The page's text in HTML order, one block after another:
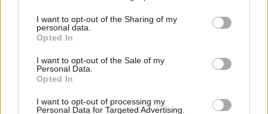
I want to opt-out of the Sharing of my
personal data.
Opted In
I want to opt-out of the Sale of my
Personal Data.
Opted In
I want to opt-out of processing my
Personal Data for Targeted Advertising.
opp med vodka, konjakk eller rom.
Sett flasken i kjøkkenskapet og vend litt på den omtrent
en gang i uken.
La blandingen stå og trekke minst en måned før du
begynner å bruke av den. Etter hvert som tiden går, vil du